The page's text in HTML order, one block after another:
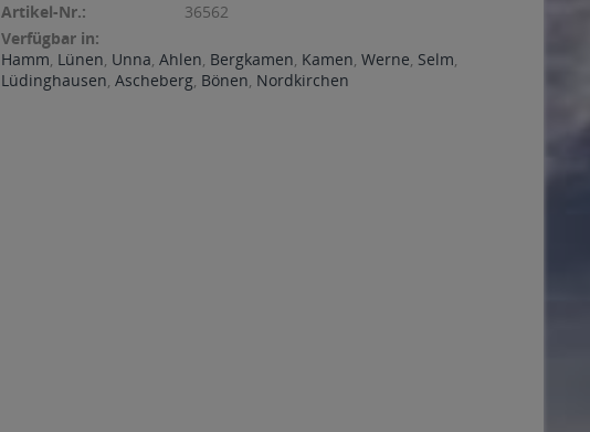
Artikel-Nr.:
36562
Verfügbar in:
Hamm, Lünen, Unna,Ahlen, Bergkamen, Kamen,Werne, Selm,
Lüdinghausen,Ascheberg, Bönen, Nordkirchen